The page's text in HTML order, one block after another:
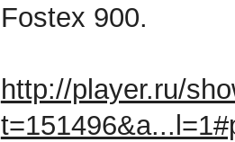
Fostex 900.
http://player.ru/